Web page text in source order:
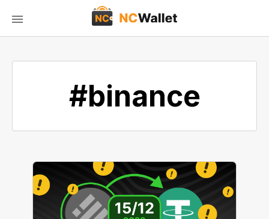
#binance